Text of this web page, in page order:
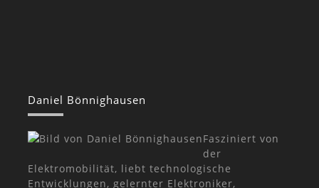
Daniel Bönnighausen
Fasziniert von
der
Elektromobilität, liebt technologische
Entwicklungen, gelernter Elektroniker,